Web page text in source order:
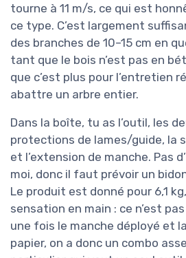
tourne à 11 m/s, ce qui est
ce type. C’est largement
des branches de 10–15 cm en
tant que le bois n’est pas en
que c’est plus pour l’entretien
abattre un arbre entier.
Dans la boîte, tu as l’outil, les
protections de lames/guide, la
et l’extension de manche. Pas
moi, donc il faut prévoir un
Le produit est donné pour 6,1
sensation en main : ce n’est
une fois le manche déployé et
papier, on a donc un combo